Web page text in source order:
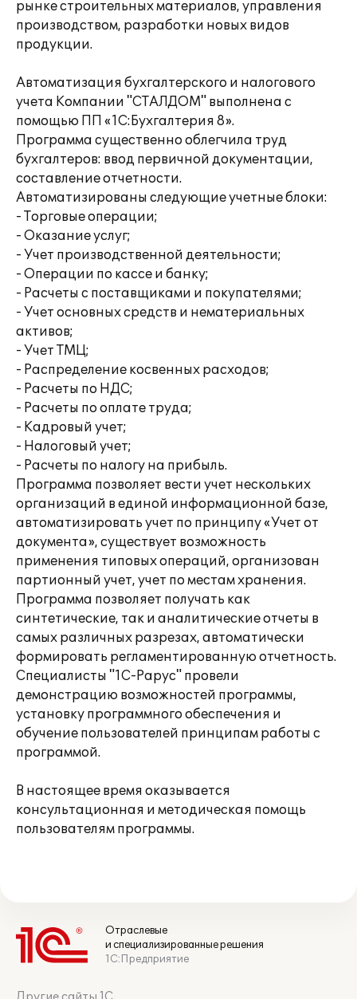
рынке строительных материалов, управления
производством, разработки новых видов
продукции.
Автоматизация бухгалтерского и налогового
учета Компании "СТАЛДОМ" выполнена с
помощью ПП «1С:Бухгалтерия 8».
Программа существенно облегчила труд
бухгалтеров: ввод первичной документации,
составление отчетности.
Автоматизированы следующие учетные блоки:
- Торговые операции;
- Оказание услуг;
- Учет производственной деятельности;
- Операции по кассе и банку;
- Расчеты с поставщиками и покупателями;
- Учет основных средств и нематериальных
активов;
- Учет ТМЦ;
- Распределение косвенных расходов;
- Расчеты по НДС;
- Расчеты по оплате труда;
- Кадровый учет;
- Налоговый учет;
- Расчеты по налогу на прибыль.
Программа позволяет вести учет нескольких
организаций в единой информационной базе,
автоматизировать учет по принципу «Учет от
документа», существует возможность
применения типовых операций, организован
партионный учет, учет по местам хранения.
Программа позволяет получать как
синтетические, так и аналитические отчеты в
самых различных разрезах, автоматически
формировать регламентированную отчетность.
Специалисты "1С-Рарус" провели
демонстрацию возможностей программы,
установку программного обеспечения и
обучение пользователей принципам работы с
программой.
В настоящее время оказывается
консультационная и методическая помощь
пользователям программы.
Отраслевые
и специализированные решения
1С:Предприятие